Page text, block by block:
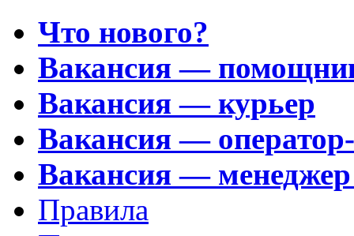
Что нового?
Вакансия —
Вакансия — курьер
Вакансия —
Вакансия —
Правила